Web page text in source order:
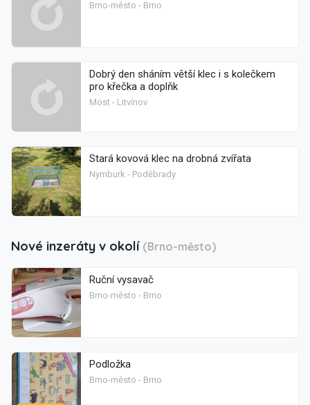
Brno-město - Brno
Dobrý den sháním větší klec i s kolečkem
pro křečka a doplňk
Most - Litvínov
Stará kovová klec na drobná zvířata
Nymburk - Poděbrady
Nové inzeráty v okolí (Brno-město)
Ruční vysavač
Brno-město - Brno
Podložka
Brno-město - Brno